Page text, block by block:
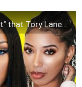
Megan Thee Stallion's friends "hint" that Tory Lanez targeted her | Jay-Z jealous over Beyonce